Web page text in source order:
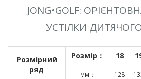
JONG•GOLF:
УСТІЛКИ
Розмірний
ряд
Розмір： 18
мм： 128